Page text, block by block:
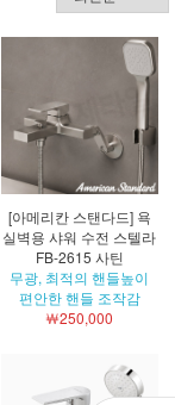
[아메리칸 스탠다드] 욕
실벽용 샤워 수전 스텔라
FB-2615 사틴
무광, 최적의 핸들높이
편안한 핸들 조작감
￦250,000